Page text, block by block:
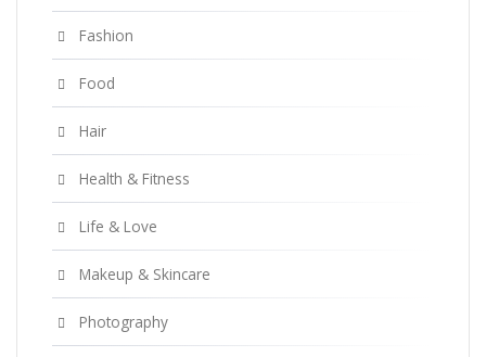
Fashion
Food
Hair
Health & Fitness
Life & Love
Makeup & Skincare
Photography